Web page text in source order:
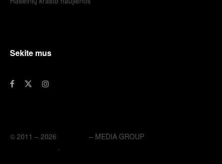
Sekite mus
© 2011 – 2026 – MEDIA GROUP
.